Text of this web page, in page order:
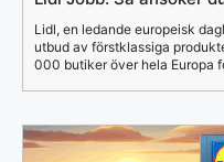
Lidl, en ledande europeisk
utbud av förstklassiga
000 butiker över hela Europa